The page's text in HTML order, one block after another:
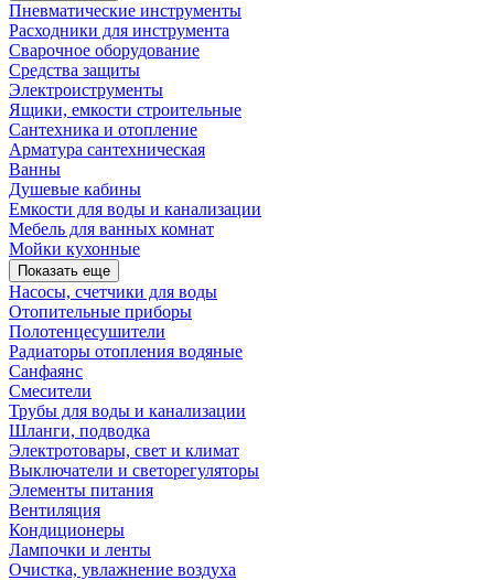
Пневматические инструменты
Расходники для инструмента
Сварочное оборудование
Средства защиты
Электроиструменты
Ящики, емкости строительные
Сантехника и отопление
Арматура сантехническая
Ванны
Душевые кабины
Емкости для воды и канализации
Мебель для ванных комнат
Мойки кухонные
Показать еще
Насосы, счетчики для воды
Отопительные приборы
Полотенцесушители
Радиаторы отопления водяные
Санфаянс
Смесители
Трубы для воды и канализации
Шланги, подводка
Электротовары, свет и климат
Выключатели и светорегуляторы
Элементы питания
Вентиляция
Кондиционеры
Лампочки и ленты
Очистка, увлажнение воздуха